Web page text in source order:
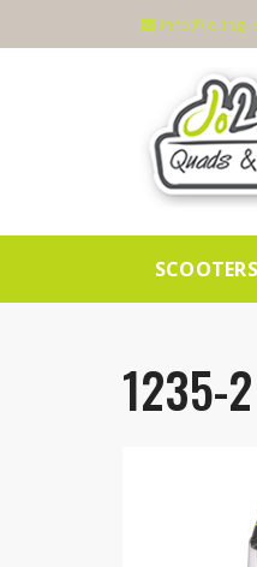
1235-